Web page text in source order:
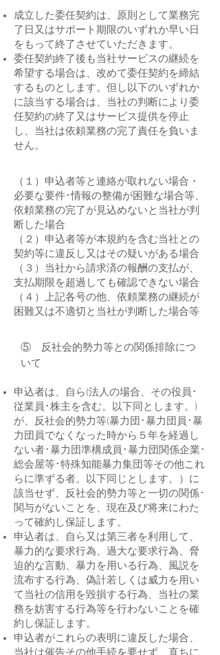
成立した委任契約は、原則として業務完
了日又はサポート期限のいずれか早い日
をもって終了させていただきます。
委任契約終了後も当社サービスの継続を
希望する場合は、改めて委任契約を締結
するものとします。但し以下のいずれか
に該当する場合は、当社の判断により委
任契約の終了又はサービス提供を停止
し、当社は依頼業務の完了責任を負いま
せん。
（１）申込者等と連絡が取れない場合・
必要な要件･情報の整備が困難な場合等、
依頼業務の完了が見込めないと当社が判
断した場合
（２）申込者等が本規約を含む当社との
契約等に違反し又はその疑いがある場合
（３）当社から請求済の報酬の支払が、
支払期限を超過しても確認できない場合
（４）上記各号の他、依頼業務の継続が
困難又は不適切と当社が判断した場合等
⑤ 反社会的勢力等との関係排除につ
いて
申込者は、自ら(法人の場合、その役員･
従業員･株主を含む。以下同とします。)
が、反社会的勢力等(暴力団･暴力団員･暴
力団員でなくなった時から５年を経過し
ない者･暴力団準構成員･暴力団関係企業･
総会屋等･特殊知能暴力集団等その他これ
らに準ずる者。以下同じとします。）に
該当せず、反社会的勢力等と一切の関係･
関与がないことを、現在及び将来にわた
って確約し保証します。
申込者は、自ら又は第三者を利用して、
暴力的な要求行為、過大な要求行為、脅
迫的な言動、暴力を用いる行為、風説を
流布する行為、偽計若しくは威力を用い
て当社の信用を毀損する行為、当社の業
務を妨害する行為等を行わないことを確
約し保証します。
申込者がこれらの表明に違反した場合、